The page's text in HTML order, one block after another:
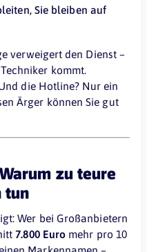
Sie bleiben auf
verweigert den Dienst –
kommt.
die Hotline? Nur ein
Ärger können Sie gut
zu teure
tun
Wer bei Großanbietern
7.800 Euro mehr pro 10